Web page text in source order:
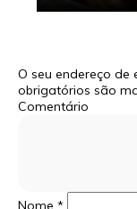
O seu endereço de
obrigatórios são
Comentário